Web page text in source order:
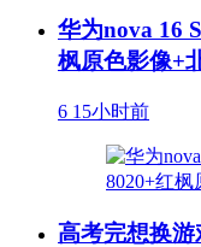
华为nova 16
枫原色影像+
6 15小时前
高考完想换游